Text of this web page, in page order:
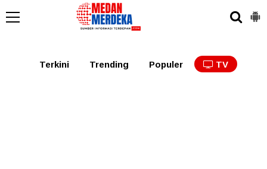
Tabagsel Tapanuli
Terkini Trending Populer TV